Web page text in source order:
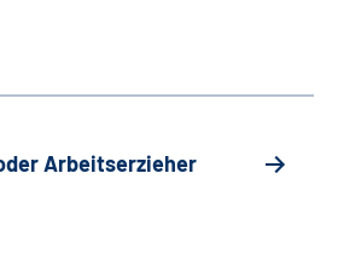
Arbeitserzieher